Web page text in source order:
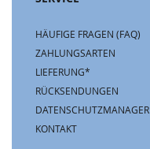
HÄUFIGE FRAGEN (FAQ)
ZAHLUNGSARTEN
LIEFERUNG*
RÜCKSENDUNGEN
DATENSCHUTZMANAGER
KONTAKT